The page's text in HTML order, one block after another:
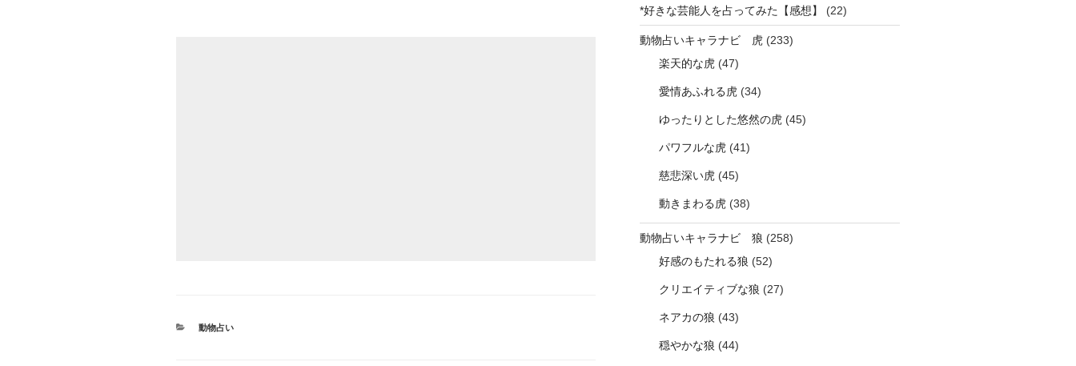
カ
動物占い
*好きな芸能人を占ってみた【感想】 (22)
動物占いキャラナビ 虎(233)
楽天的な虎(47)
愛情あふれる虎(34)
ゆったりとした悠然の虎(45)
パワフルな虎(41)
慈悲深い虎(45)
動きまわる虎(38)
動物占いキャラナビ 狼 (258)
好感のもたれる狼 (52)
クリエイティブな狼 (27)
ネアカの狼 (43)
穏やかな狼 (44)